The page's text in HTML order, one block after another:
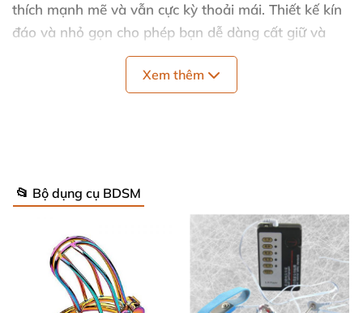
thích mạnh mẽ và vẫn cực kỳ thoải mái. Thiết kế kín
đáo và nhỏ gọn cho phép bạn dễ dàng cất giữ và
mang theo ở bất kỳ đâu, biến mọi khoảnh khắc riêng
tư thành hành trình đầy đam mê.
trì hình dáng lâu dài.
Lớp vỏ ngoài: Polyester mềm mại, dễ lau chùi,
thông thoáng và an toàn cho da nhạy cảm.
Thiết kế: Hình trái tim lãng mạn, kích thước
Xem thêm
📂 Bộ dụng cụ BDSM